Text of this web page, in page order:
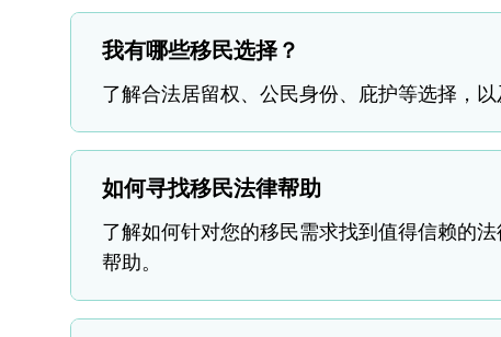
我有哪些移民选择？
了解合法居留权、公民身份、庇护等选择，以
如何寻找移民法律帮助
了解如何针对您的移民需求找到值得信赖的
帮助。